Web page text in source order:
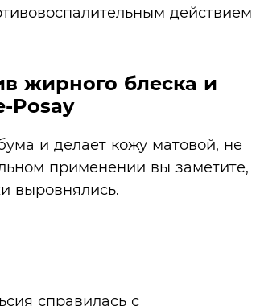
жирного блеска и
Posay
и делает кожу матовой, не
применении вы заметите,
выровнялись.
справилась с